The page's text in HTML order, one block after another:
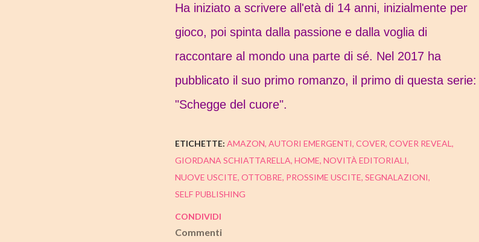
Ha iniziato a scrivere all'età di 14 anni, inizialmente per
gioco, poi spinta dalla passione e dalla voglia di
raccontare al mondo una parte di sé. Nel 2017 ha
pubblicato il suo primo romanzo, il primo di questa serie:
"Schegge del cuore".
ETICHETTE: AMAZON AUTORI EMERGENTI COVER COVER REVEAL
GIORDANA SCHIATTARELLA HOME NOVITÀ EDITORIALI
NUOVE USCITE OTTOBRE PROSSIME USCITE SEGNALAZIONI
SELF PUBLISHING
CONDIVIDI
Commenti